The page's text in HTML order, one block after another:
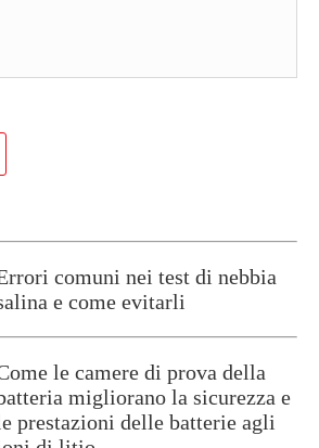
comuni nei test di nebbia
e come evitarli
le camere di prova della
migliorano la sicurezza e
prestazioni delle batterie agli